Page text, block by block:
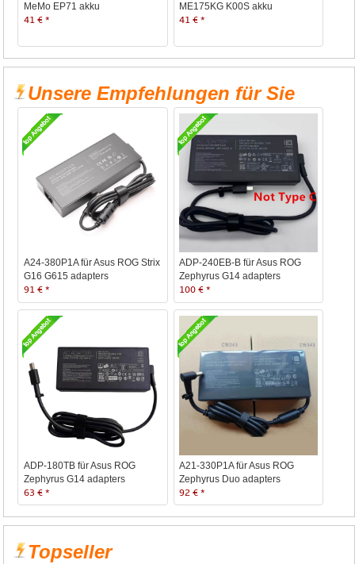
MeMo EP71 akku
41 € *
ME175KG K00S akku
41 € *
Unsere Empfehlungen für Sie
A24-380P1A für Asus ROG Strix
G16 G615 adapters
91 € *
ADP-240EB-B für Asus ROG
Zephyrus G14 adapters
100 € *
ADP-180TB für Asus ROG
Zephyrus G14 adapters
63 € *
A21-330P1A für Asus ROG
Zephyrus Duo adapters
92 € *
Topseller